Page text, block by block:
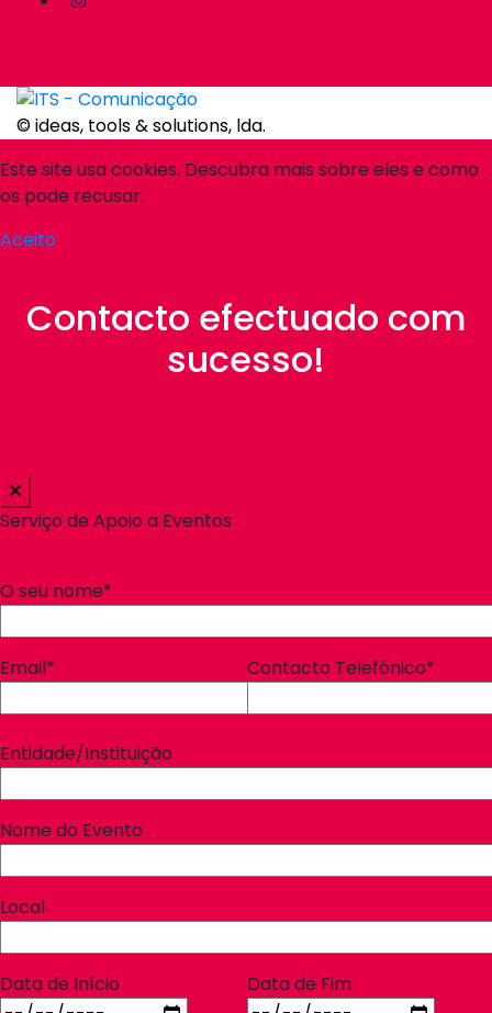
© ideas, tools & solutions, lda.
Este site usa cookies. Descubra mais sobre eles e como
os pode recusar.
Aceito
Contacto efectuado com
sucesso!
Serviço de Apoio a Eventos
O seu nome*
Email* Contacto Telefónico*
Entidade/Instituição
Nome do Evento
Local
Data de Início Data de Fim